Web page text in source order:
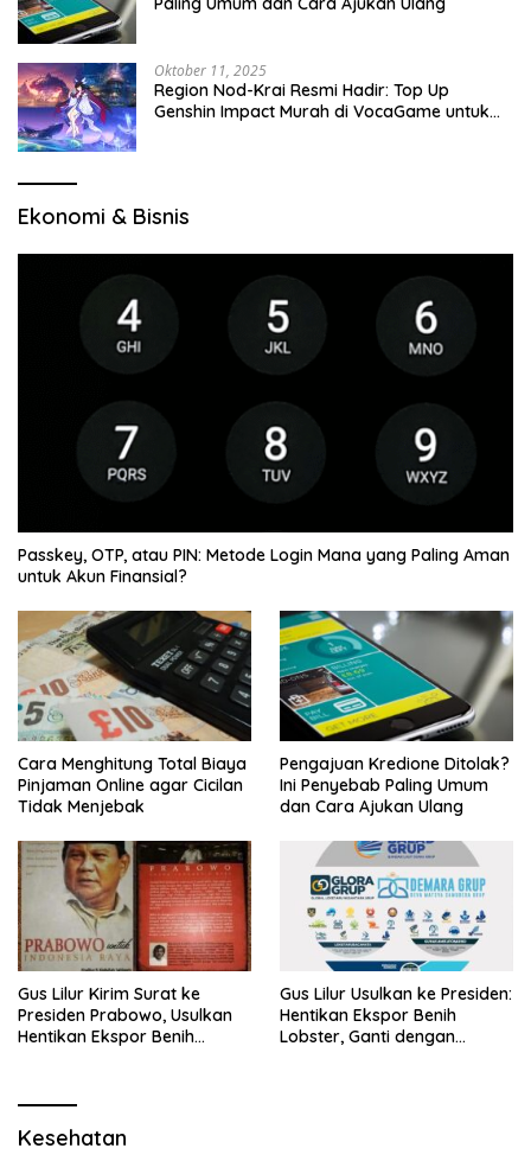
Oktober 11, 2025
Region Nod-Krai Resmi Hadir: Top Up
Genshin Impact Murah di VocaGame untuk
Ekonomi & Bisnis
Passkey, OTP, atau PIN: Metode Login Mana yang Paling Aman
untuk Akun Finansial?
Cara Menghitung Total Biaya
Pinjaman Online agar Cicilan
Tidak Menjebak
Pengajuan Kredione Ditolak?
Ini Penyebab Paling Umum
dan Cara Ajukan Ulang
Gus Lilur Kirim Surat ke
Presiden Prabowo, Usulkan
Hentikan Ekspor Benih
Gus Lilur Usulkan ke Presiden:
Hentikan Ekspor Benih
Lobster, Ganti dengan
Kesehatan